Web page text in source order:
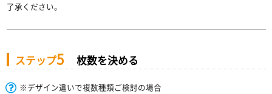
了承ください。
ステップ5 枚数を決める
※デザイン違いで複数種類ご検討の場合